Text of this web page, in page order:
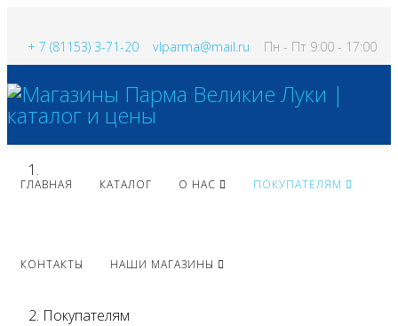
+ 7 (81153) 3-71-20 vlparma@mail.ru Пн - Пт 9:00 - 17:00
ГЛАВНАЯ КАТАЛОГ О НАС ПОКУПАТЕЛЯМ
КОНТАКТЫ НАШИ МАГАЗИНЫ
Покупателям